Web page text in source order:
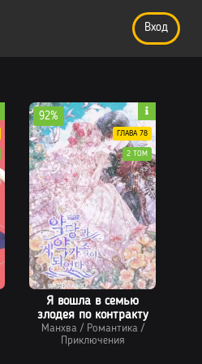
Вход
Я вошла в семью
злодея по контракту
Манхва/ Романтика/
Приключения
92%
ГЛАВА 78
2 ТОМ